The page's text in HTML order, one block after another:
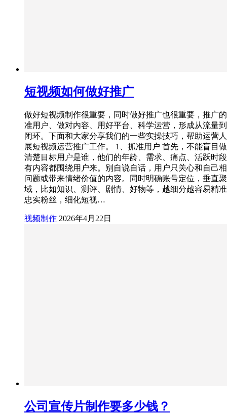
短视频如何做好推广
做好短视频制作很重要，同时做好推广也很重要，推广
准用户、做对内容、用好平台、科学运营，形成从流量
闭环。下面和大家分享我们的一些实操技巧，帮助运营
展短视频运营推广工作。 1、抓准用户 首先，不能盲目
清楚目标用户是谁，他们的年龄、需求、痛点、活跃时
有内容都围绕用户来。别自说自话，用户只关心和自己
问题或带来情绪价值的内容。同时明确账号定位，垂直
域，比如知识、测评、剧情、好物等，越细分越容易精
忠实粉丝，细化短视…
视频制作 2026年4月22日
公司宣传片制作要多少钱？